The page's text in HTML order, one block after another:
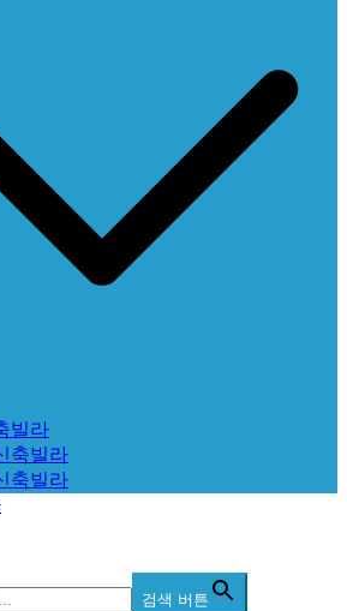
빌라
축빌라
축빌라
검색 버튼